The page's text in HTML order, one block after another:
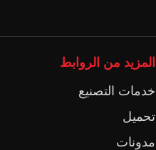
المزيد من الروابط
خدمات التصنيع
تحميل
مدونات